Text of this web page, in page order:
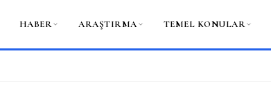
HABER ARAŞTIRMA TEMEL KONULAR